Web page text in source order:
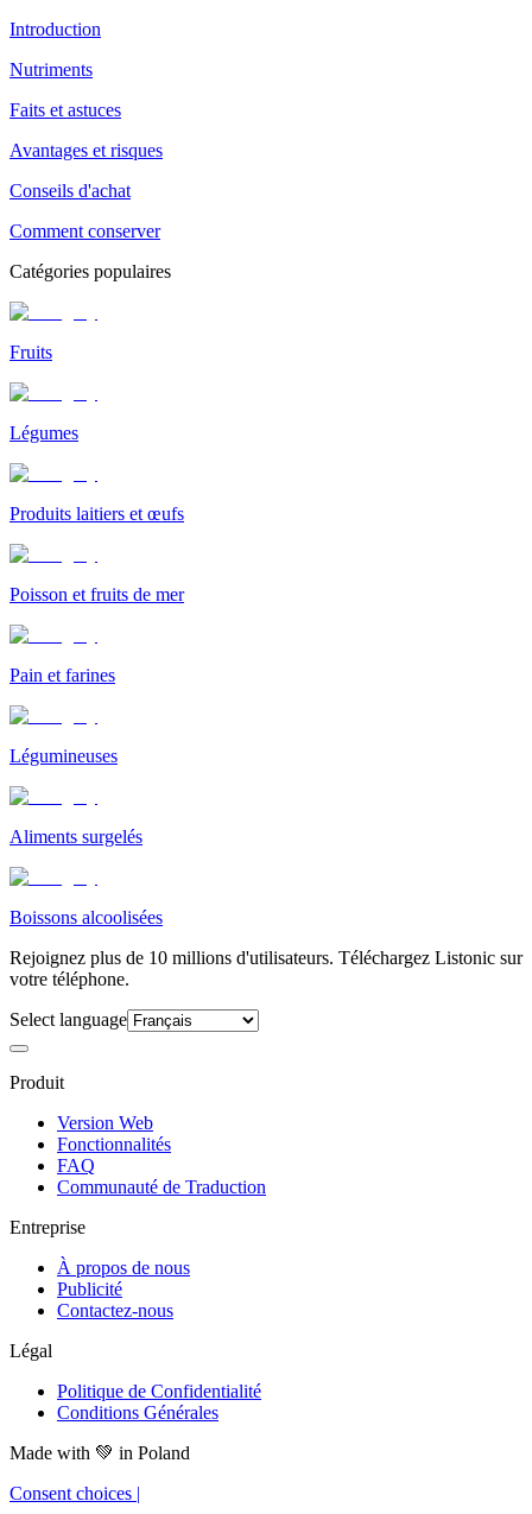
Introduction
Nutriments
Faits et astuces
Avantages et risques
Conseils d'achat
Comment conserver
Catégories populaires
Fruits
Légumes
Produits laitiers et œufs
Poisson et fruits de mer
Pain et farines
Légumineuses
Aliments surgelés
Boissons alcoolisées
Rejoignez plus de 10 millions d'utilisateurs. Téléchargez Listonic sur
votre téléphone.
Select language
Produit
Version Web
Fonctionnalités
FAQ
Communauté de Traduction
Entreprise
À propos de nous
Publicité
Contactez-nous
Légal
Politique de Confidentialité
Conditions Générales
Made with 💚 in Poland
Consent choices |